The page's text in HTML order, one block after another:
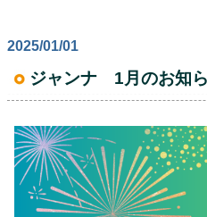
2025/01/01
ジャンナ 1月のお知